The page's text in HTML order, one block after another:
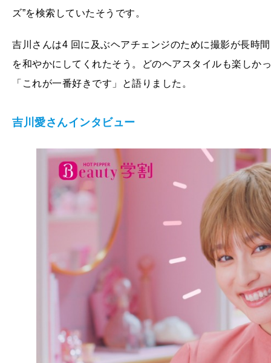
ズ”を検索していたそうです。
吉川さんは4 回に及ぶヘアチェンジのために撮影が長時
を和やかにしてくれたそう。どのヘアスタイルも楽しか
「これが一番好きです」と語りました。
吉川愛さんインタビュー